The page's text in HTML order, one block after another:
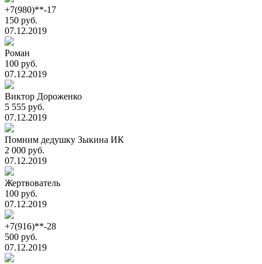
+7(980)**-17
150 руб.
07.12.2019
Роман
100 руб.
07.12.2019
Виктор Дороженко
5 555 руб.
07.12.2019
Помним дедушку Зыкина ИК
2 000 руб.
07.12.2019
Жертвователь
100 руб.
07.12.2019
+7(916)**-28
500 руб.
07.12.2019